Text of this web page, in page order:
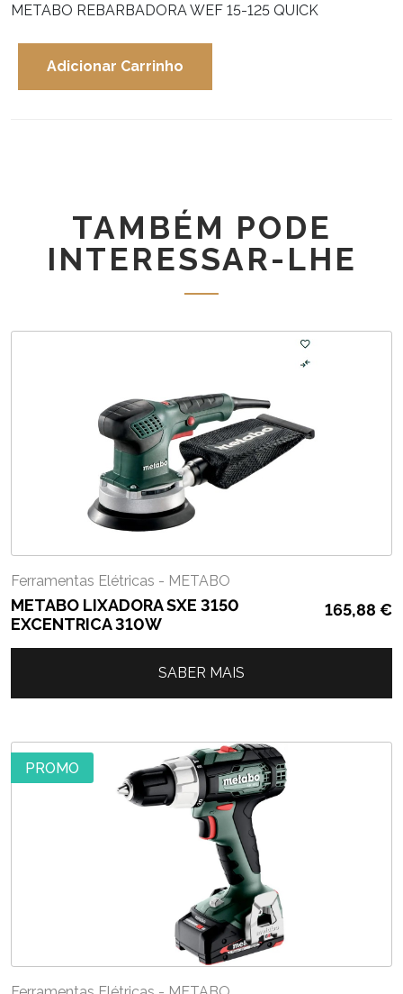
METABO REBARBADORA WEF 15-125 QUICK
Quantidade
Adicionar Carrinho
TAMBÉM PODE
INTERESSAR-LHE
Ferramentas Elétricas - METABO
METABO LIXADORA SXE 3150
EXCENTRICA 310W
165,88 €
SABER MAIS
PROMO